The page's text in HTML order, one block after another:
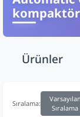
Ürünler
Sıralama:
Varsayılan
Sıralama